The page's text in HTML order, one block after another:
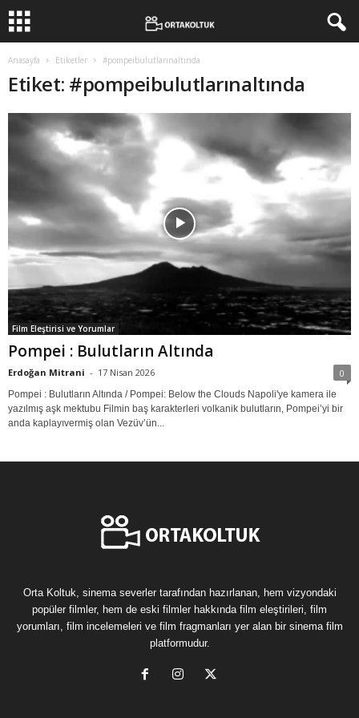
Anasayfa Etiketler #pompeibulutlarınaltında
Etiket: #pompeibulutlarınaltında
Film Eleştirisi ve Yorumlar
Pompei : Bulutların Altında
Erdoğan Mitrani - 17 Nisan 2026 0
Pompei : Bulutların Altında / Pompei: Below the Clouds Napoli'ye kamera ile
yazılmış aşk mektubu Filmin baş karakterleri volkanik bulutların, Pompei’yi bir
anda kaplayıvermiş olan Vezüv’ün...
Orta Koltuk, sinema severler tarafından hazırlanan, hem vizyondaki
popüler filmler, hem de eski filmler hakkında film eleştirileri, film
yorumları, film incelemeleri ve film fragmanları yer alan bir sinema film
platformudur.